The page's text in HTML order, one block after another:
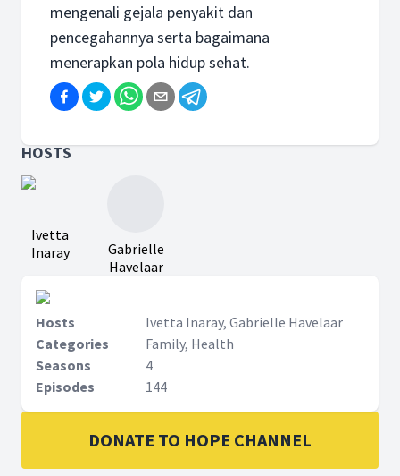
mengenali gejala penyakit dan
pencegahannya serta bagaimana
menerapkan pola hidup sehat.
HOSTS
Ivetta
Inaray
Gabrielle
Havelaar
Hosts
Ivetta Inaray, Gabrielle Havelaar
Categories
Family, Health
Seasons
4
Episodes
144
DONATE TO HOPE CHANNEL